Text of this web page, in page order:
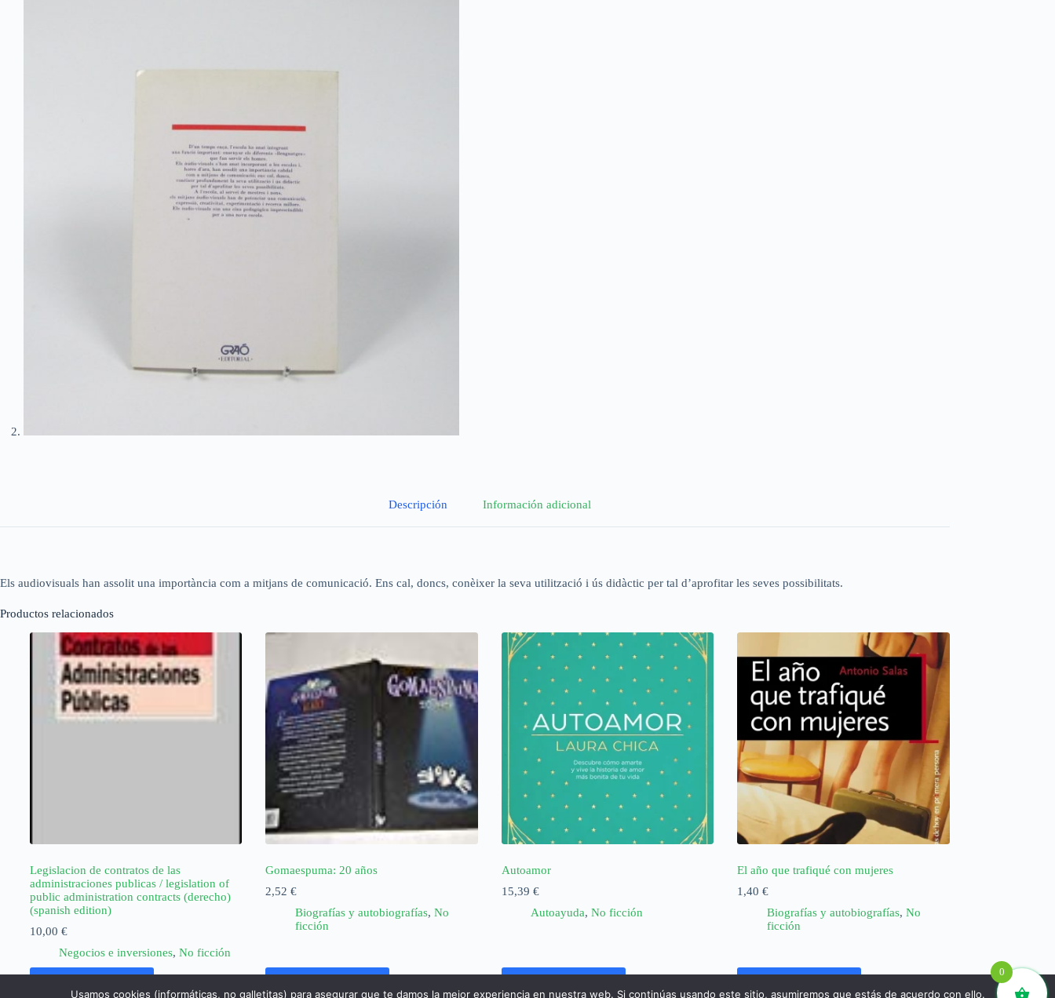
Descripción Información adicional
Els audiovisuals han assolit una importància com a mitjans de comunicació. Ens cal, doncs, conèixer la seva utilització i ús didàctic per tal d’aprofitar les seves possibilitats.
Productos relacionados
Legislacion de contratos de las
administraciones publicas / legislation of
public administration contracts (derecho)
(spanish edition)
10,00 €
Negocios e inversiones, No ficción
Gomaespuma: 20 años
2,52€
Biografías y autobiografías, No
ficción
Autoamor
15,39 €
Autoayuda,No ficción
El año que trafiqué con mujeres
1,40€
Biografías y autobiografías, No
ficción
0
Usamos cookies (informáticas, no galletitas) para asegurar que te damos la mejor experiencia en nuestra web. Si continúas usando este sitio, asumiremos que estás de acuerdo con ello.